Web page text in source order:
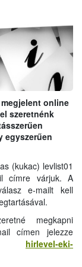
online
szeretnénk
egyszerűen
(kukac) levlist01
címre várjuk. A
e-mailt kell
megkapni
címen jelezze
hirlevel-eki-